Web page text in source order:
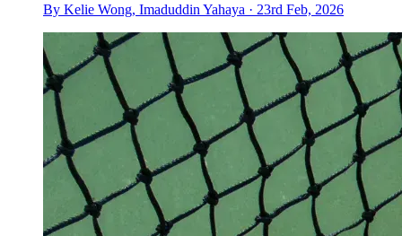
By Kelie Wong, Imaduddin Yahaya · 23rd Feb, 2026